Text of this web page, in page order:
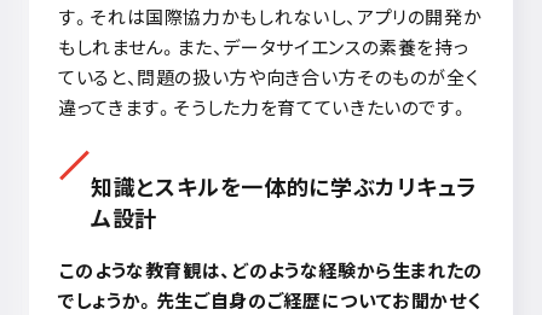
す。それは国際協力かもしれないし、アプリの開発か
もしれません。また、データサイエンスの素養を持っ
ていると、問題の扱い方や向き合い方そのものが全く
違ってきます。そうした力を育てていきたいのです。
知識とスキルを一体的に学ぶカリキュラ
ム設計
このような教育観は、どのような経験から生まれたの
でしょうか。先生ご自身のご経歴についてお聞かせく